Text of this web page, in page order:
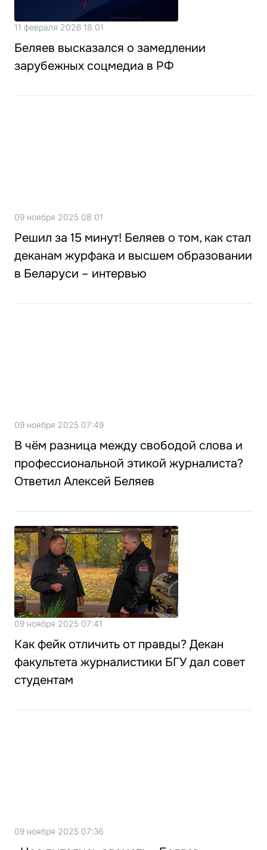
11 февраля 2026 18:01
Беляев высказался о замедлении
зарубежных соцмедиа в РФ
09 ноября 2025 08:01
Решил за 15 минут! Беляев о том, как стал
деканам журфака и высшем образовании
в Беларуси – интервью
09 ноября 2025 07:49
В чём разница между свободой слова и
профессиональной этикой журналиста?
Ответил Алексей Беляев
09 ноября 2025 07:41
Как фейк отличить от правды? Декан
факультета журналистики БГУ дал совет
студентам
09 ноября 2025 07:36